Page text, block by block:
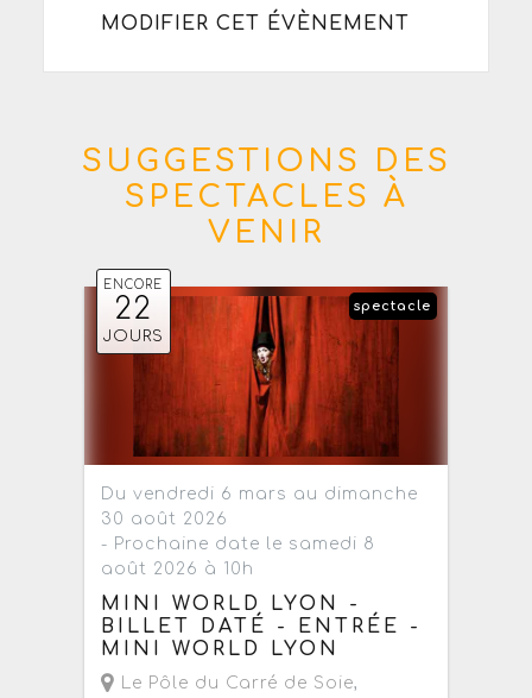
MODIFIER CET ÉVÈNEMENT
SUGGESTIONS DES
SPECTACLES À
VENIR
ENCORE
22
JOURS
spectacle
Du vendredi 6 mars au dimanche
30 août 2026
- Prochaine date le samedi 8
août 2026 à 10h
MINI WORLD LYON -
BILLET DATÉ - ENTRÉE -
MINI WORLD LYON
Le Pôle du Carré de Soie,